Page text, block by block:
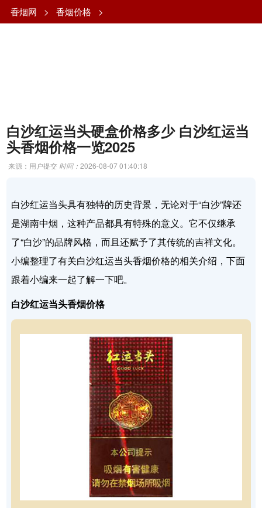
香烟网 > 香烟价格 >
白沙红运当头硬盒价格多少 白沙红运当
头香烟价格一览2025
来源：用户提交 时间：2026-08-07 01:40:18
白沙红运当头具有独特的历史背景，无论对于“白沙”牌还
是湖南中烟，这种产品都具有特殊的意义。它不仅继承
了“白沙”的品牌风格，而且还赋予了其传统的吉祥文化。
小编整理了有关白沙红运当头香烟价格的相关介绍，下面
跟着小编来一起了解一下吧。
白沙红运当头香烟价格